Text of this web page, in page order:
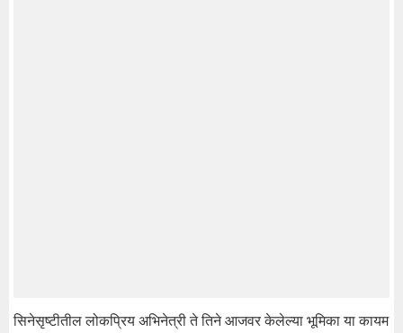
सिनेसृष्टीतील लोकप्रिय अभिनेत्री ते तिने आजवर केलेल्या भूमिका या कायम